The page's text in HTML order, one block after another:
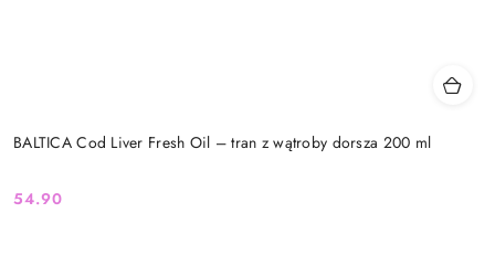
BALTICA Cod Liver Fresh Oil – tran z wątroby dorsza 200 ml
Cena:
54.90